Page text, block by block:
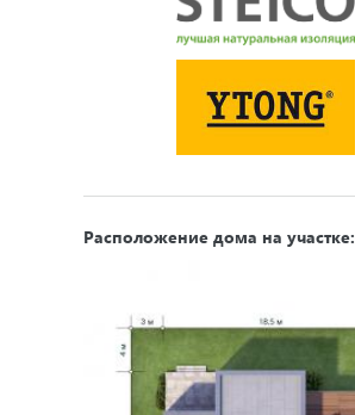
Расположение дома на участке: